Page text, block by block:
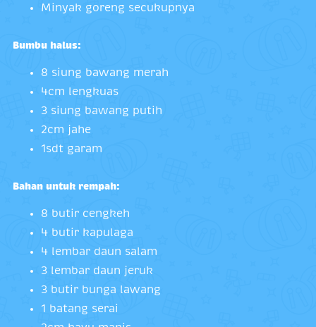
Minyak goreng secukupnya
Bumbu halus:
8 siung bawang merah
4cm lengkuas
3 siung bawang putih
2cm jahe
1sdt garam
Bahan untuk rempah:
8 butir cengkeh
4 butir kapulaga
4 lembar daun salam
3 lembar daun jeruk
3 butir bunga lawang
1 batang serai